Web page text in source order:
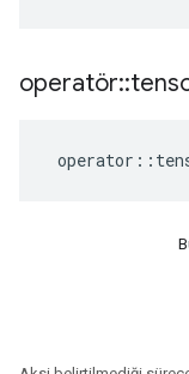
operatör::
operator ::